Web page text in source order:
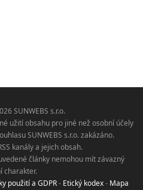
SUNWEBS s.r.o.
užití obsahu pro jiné než osobní účely
SUNWEBS s.r.o. zakázáno.
kanály a jejich obsah.
články nemohou mít závazný
charakter.
použití a GDPR- Etický kodex- Mapa